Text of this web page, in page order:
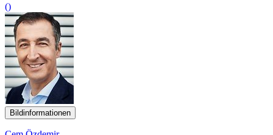
()
Bildinformationen